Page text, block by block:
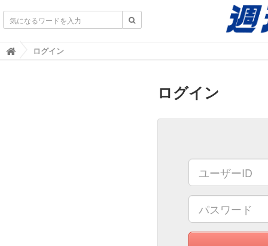
不動産業界専門紙｜週刊住宅タイムズ｜不動産情報
ログイン
ログイン